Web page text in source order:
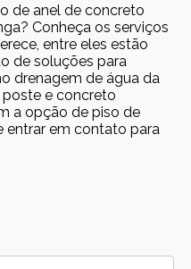
de anel de concreto
Conheça os serviços
entre eles estão
de soluções para
drenagem de água da
e concreto
a opção de piso de
entrar em contato para